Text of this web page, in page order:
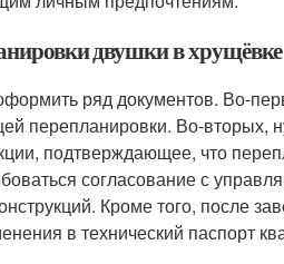
двушки в хрущёвке
ряд документов. Во-
перепланировки. Во-вторых,
подтверждающее, что
согласование с
Кроме того, после
в технический паспорт